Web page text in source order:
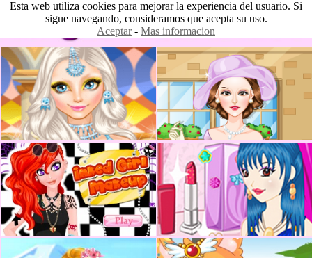
Esta web utiliza cookies para mejorar la experiencia del usuario. Si
sigue navegando, consideramos que acepta su uso.
Aceptar- Mas informacion